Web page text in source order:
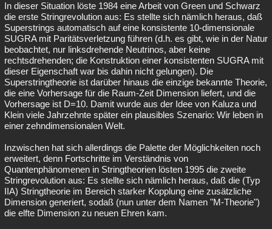
In dieser Situation löste 1984 eine Arbeit von Green und Schwarz
die erste Stringrevolution aus: Es stellte sich nämlich heraus, daß
Superstrings automatisch auf eine konsistente 10-dimensionale
SUGRA mit Paritätsverletzung führen (d.h. es gibt, wie in der Natur
beobachtet, nur linksdrehende Neutrinos, aber keine
rechtsdrehenden; die Konstruktion einer konsistenten SUGRA mit
dieser Eigenschaft war bis dahin nicht gelungen). Die
Superstringtheorie ist darüber hinaus die einzige bekannte Theorie,
die eine Vorhersage für die Raum-Zeit Dimension liefert, und die
Vorhersage ist D=10. Damit wurde aus der Idee von Kaluza und
Klein viele Jahrzehnte später ein plausibles Szenario: Wir leben in
einer zehndimensionalen Welt.
Inzwischen hat sich allerdings die Palette der Möglichkeiten noch
erweitert, denn Fortschritte im Verständnis von
Quantenphänomenen in Stringtheorien lösten 1995 die zweite
Stringrevolution aus: Es stellte sich nämlich heraus, daß die (Typ
IIA) Stringtheorie im Bereich starker Kopplung eine zusätzliche
Dimension generiert, sodaß (nun unter dem Namen "M-Theorie")
die elfte Dimension zu neuen Ehren kam.